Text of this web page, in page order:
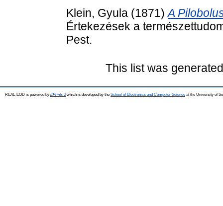
Klein, Gyula (1871)A
Értekezések a
Pest.
This list was
REAL-EOD is powered by EPrints 3which is developed by the School of Electronics and Computer Science at the University of